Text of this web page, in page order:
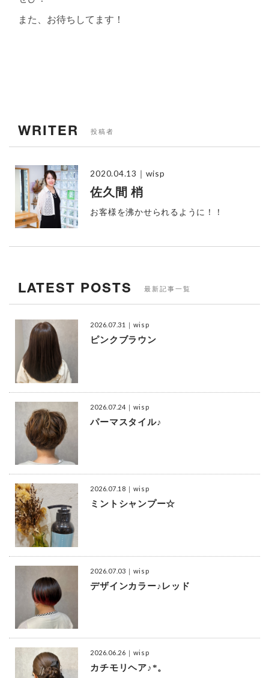
また、お待ちしてます！
WRITER 投稿者
2020.04.13 ｜wisp
佐久間 梢
お客様を沸かせられるように！！
LATEST POSTS 最新記事一覧
2026.07.31 ｜wisp
ピンクブラウン
2026.07.24 ｜wisp
パーマスタイル♪
2026.07.18 ｜wisp
ミントシャンプー☆
2026.07.03 ｜wisp
デザインカラー♪レッド
2026.06.26 ｜wisp
カチモリヘア♪*。